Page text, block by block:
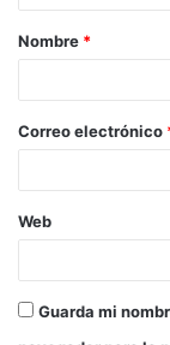
Nombre *
Correo electrónico
Web
Guarda mi